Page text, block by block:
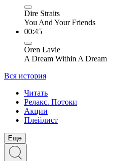
Dire Straits
You And Your Friends
00:45
Oren Lavie
A Dream Within A Dream
Вся история
Читать
Релакс. Потоки
Акции
Плейлист
Еще